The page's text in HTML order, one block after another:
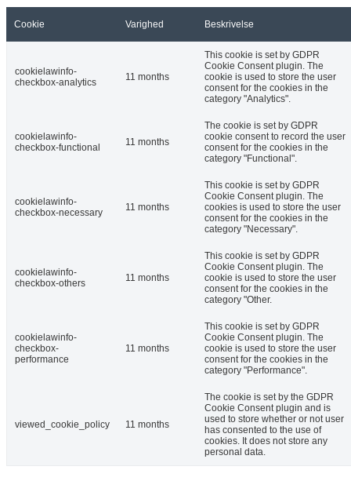
Cookie Varighed Beskrivelse
cookielawinfo-
checkbox-analytics
11 months
This cookie is set by GDPR
Cookie Consent plugin. The
cookie is used to store the user
consent for the cookies in the
category "Analytics".
cookielawinfo-
checkbox-functional
11 months
The cookie is set by GDPR
cookie consent to record the user
consent for the cookies in the
category "Functional".
cookielawinfo-
checkbox-necessary
11 months
This cookie is set by GDPR
Cookie Consent plugin. The
cookies is used to store the user
consent for the cookies in the
category "Necessary".
cookielawinfo-
checkbox-others
11 months
This cookie is set by GDPR
Cookie Consent plugin. The
cookie is used to store the user
consent for the cookies in the
category "Other.
cookielawinfo-
checkbox-
performance
11 months
This cookie is set by GDPR
Cookie Consent plugin. The
cookie is used to store the user
consent for the cookies in the
category "Performance".
viewed_cookie_policy 11 months
The cookie is set by the GDPR
Cookie Consent plugin and is
used to store whether or not user
has consented to the use of
cookies. It does not store any
personal data.